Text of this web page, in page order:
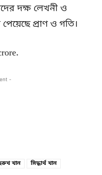
দক্ষ লেখনী ও
প্রাণ ও গতি।
-
খান সিদ্ধার্থ খান